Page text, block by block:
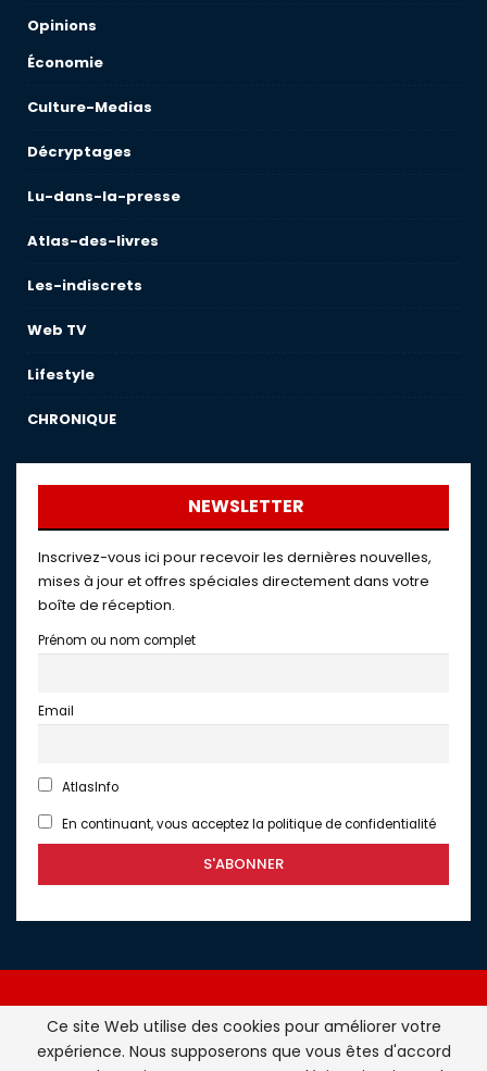
Opinions
Économie
Culture-Medias
Décryptages
Lu-dans-la-presse
Atlas-des-livres
Les-indiscrets
Web TV
Lifestyle
CHRONIQUE
NEWSLETTER
Inscrivez-vous ici pour recevoir les dernières nouvelles,
mises à jour et offres spéciales directement dans votre
boîte de réception.
Prénom ou nom complet
Email
AtlasInfo
En continuant, vous acceptez la politique de confidentialité
Atlasinfo.fr : l'essentiel de l'actualité de la France et du
Ce site Web utilise des cookies pour améliorer votre
expérience. Nous supposerons que vous êtes d'accord